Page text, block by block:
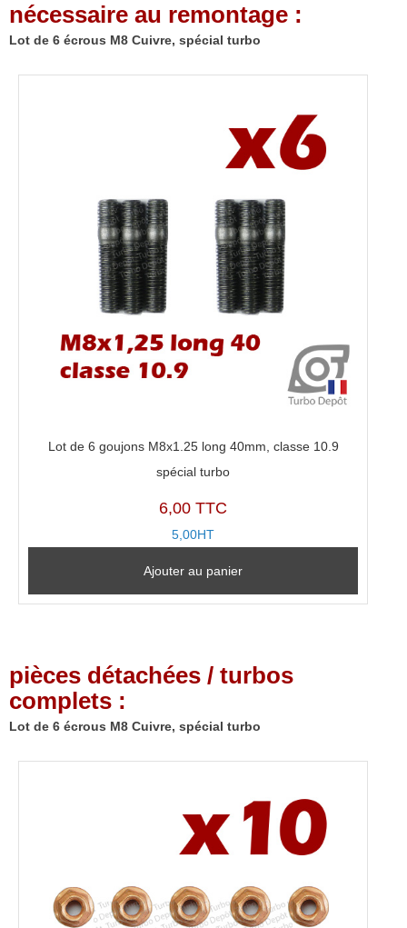
spécial
turbo
nécessaire au remontage :
Lot de 6 écrous M8 Cuivre, spécial turbo
Lot de 6 goujons M8x1.25 long 40mm, classe 10.9
spécial turbo
6,00 TTC
5,00HT
Ajouter au panier
pièces détachées / turbos
complets :
Lot de 6 écrous M8 Cuivre, spécial turbo